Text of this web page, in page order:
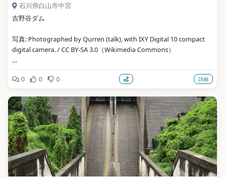
石川県白山市中宮
吉野谷ダム
写真: Photographed by Qurren (talk), with IXY Digital 10 compact
digital camera. / CC BY-SA 3.0（Wikimedia Commons）
地点データ: Wikidata (CC0)
0
0 0 詳細